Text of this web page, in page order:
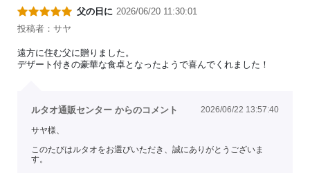
父の日に 2026/06/20 11:30:01
投稿者：サヤ
遠方に住む父に贈りました。
デザート付きの豪華な食卓となったようで喜んでくれました！
ルタオ通販センター からのコメント 2026/06/22 13:57:40
サヤ様、
このたびはルタオをお選びいただき、誠にありがとうございま
す。